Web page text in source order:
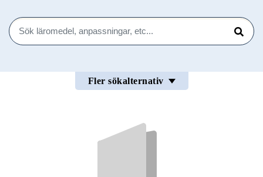
Sök
Sök
Fler sökalternativ